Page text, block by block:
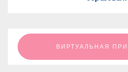
ㅤㅤㅤㅤㅤㅤㅤㅤㅤВИРТУАЛЬНАЯ ПРИЕМНАЯ